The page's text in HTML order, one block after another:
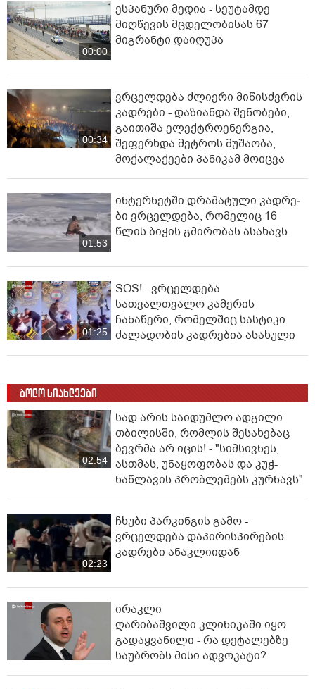
00:00
ესპანური მედია - სეუტამდე
მიღწევის მცდელობისას 67
მიგრანტი დაიღუპა
00:34
ვრცელდება ძლიერი მიწისძვრის
კადრები - დაზიანდა შენობები,
გაითიშა ელექტროენერგია,
შეფერხდა მეტროს მუშაობა,
მოქალაქეები პანიკამ მოიცვა
01:53
ინ­ტერ­ნეტ­ში დრა­მა­ტუ­ლი კად­რე­
ბი ვრცელდება, რომელიც 16
წლის ბიჭის გმირობას ასახავს
01:25
SOS! - ვრცელდება
სათვალთვალო კამერის
ჩანაწერი, რომელშიც სასტიკი
ძალადობის კადრებია ასახული
ბოლო სიახლეები
02:54
სად არის საიდუმლო ადგილი
თბილისში, რომლის შესახებაც
ბევრმა არ იცის! - "სიმსივნეს,
ასთმას, უნაყოფობას და კუჭ-
ნაწლავის პრობლემებს კურნავს"
02:23
ჩხუბი პარკინგის გამო -
ვრცელდება დაპირისპირების
კადრები ანაკლიიდან
ირაკლი
ღარიბაშვილი კლინიკაში იყო
გადაყვანილი - რა დეტალებზე
საუბრობს მისი ადვოკატი?